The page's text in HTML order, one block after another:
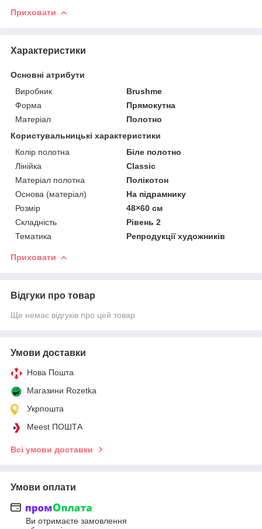
Приховати
Характеристики
Основні атрибути
Виробник
Brushme
Форма
Прямокутна
Матеріал
Полотно
Користувальницькі характеристики
Колір полотна
Біле полотно
Лінійка
Classic
Матеріал полотна
Полікотон
Основа (матеріал)
На підрамнику
Розмір
48×60 см
Складність
Рівень 2
Тематика
Репродукції художників
Приховати
Відгуки про товар
Ще немає відгуків про цей товар
Умови доставки
Нова Пошта
Магазини Rozetka
Укрпошта
Meest ПОШТА
Всі умови доставки
Умови оплати
Ви отримаєте замовлення